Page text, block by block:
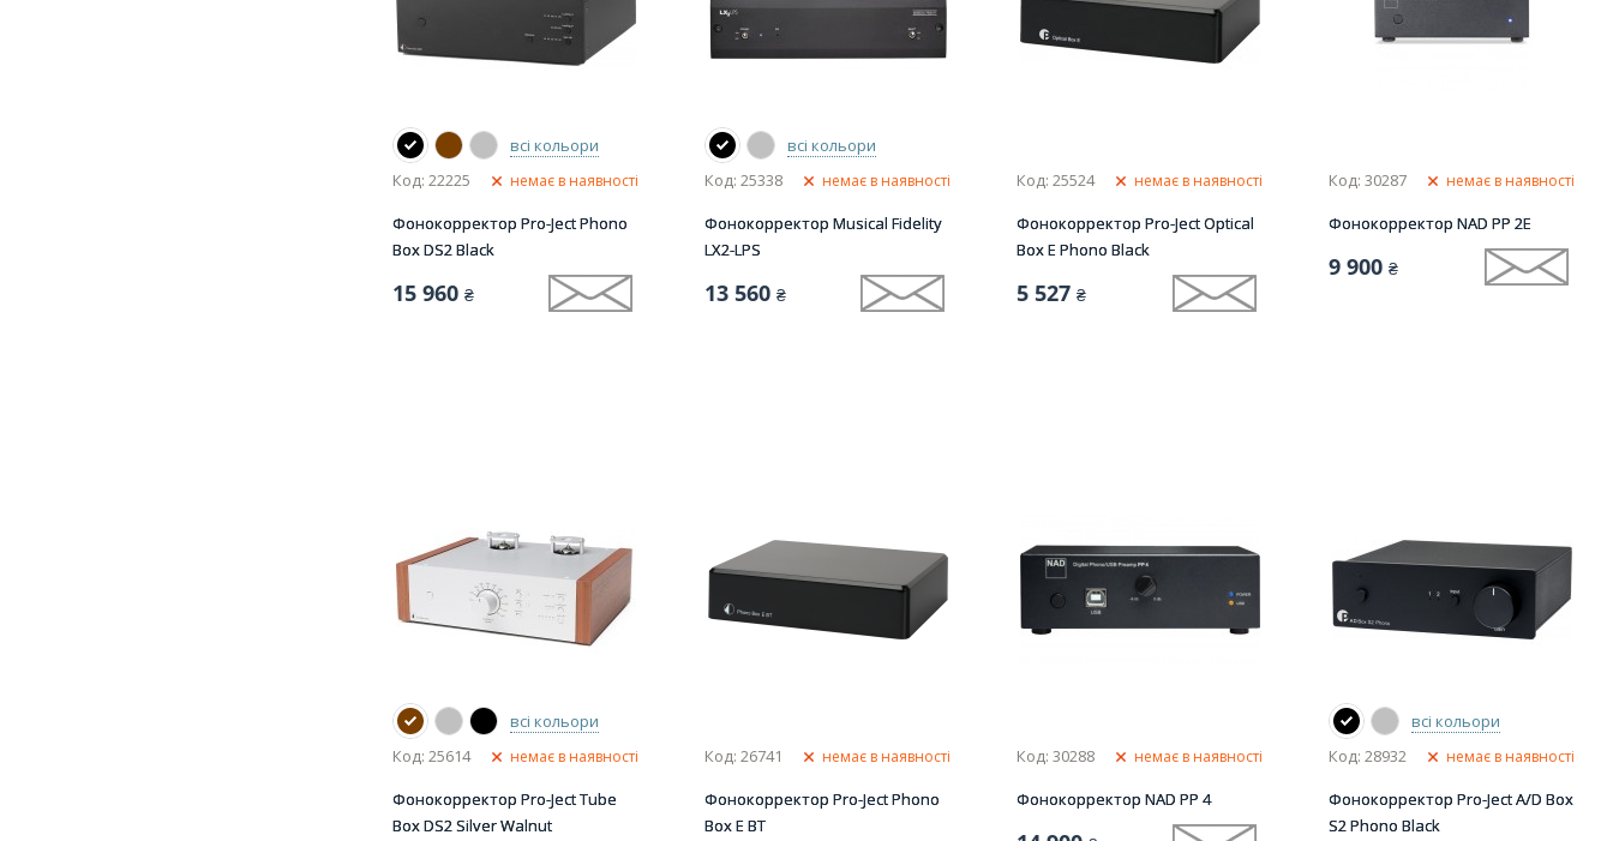
всі кольори
Код: 22225
немає в наявності
Фонокорректор Pro-Ject Phono
Box DS2 Black
15 960 ₴
всі кольори
Код: 25338
немає в наявності
Фонокорректор Musical Fidelity
LX2-LPS
13 560 ₴
Код: 25524 немає в наявності
Фонокорректор Pro-Ject Optical
Box E Phono Black
5 527 ₴
Код: 30287 немає в наявності
Фонокорректор NAD PP 2E
9 900 ₴
всі кольори
Код: 25614
немає в наявності
Фонокорректор Pro-Ject Tube
Box DS2 Silver Walnut
Код: 26741 немає в наявності
Фонокорректор Pro-Ject Phono
Box E BT
Код: 30288 немає в наявності
Фонокорректор NAD PP 4
всі кольори
Код: 28932
немає в наявності
Фонокорректор Pro-Ject A/D Box
S2 Phono Black